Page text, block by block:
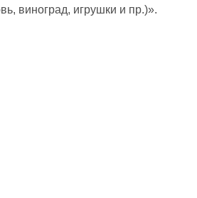
виноград, игрушки и пр.)».